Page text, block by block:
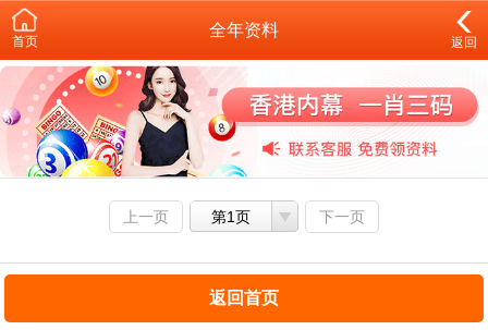
首页
全年资料
返回
上一页 第1页 下一页
返回首页